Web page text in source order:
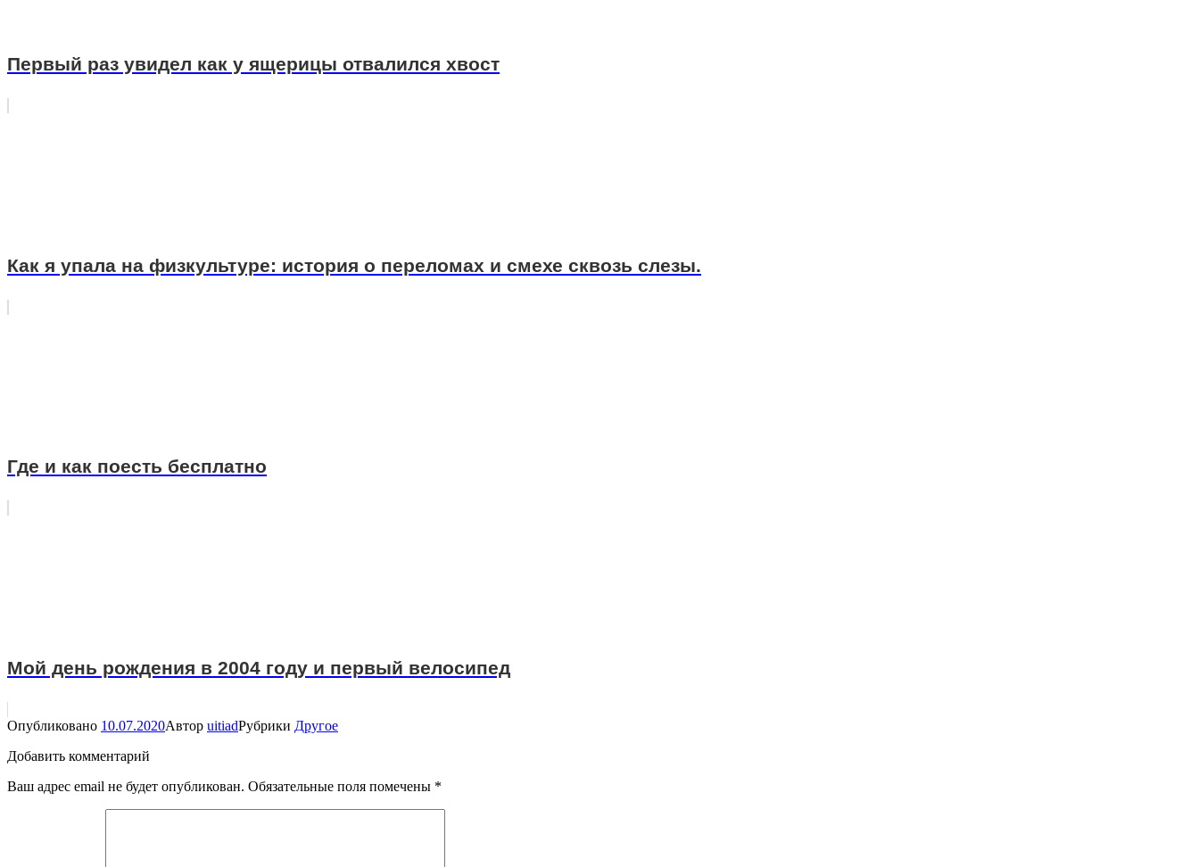
Первый раз увидел как у ящерицы отвалился хвост
Как я упала на физкультуре: история о переломах и смехе сквозь слезы.
Где и как поесть бесплатно
Мой день рождения в 2004 году и первый велосипед
Опубликовано 10.07.2020Автор uitiadРубрики Другое
Добавить комментарий
Ваш адрес email не будет опубликован. Обязательные поля помечены *